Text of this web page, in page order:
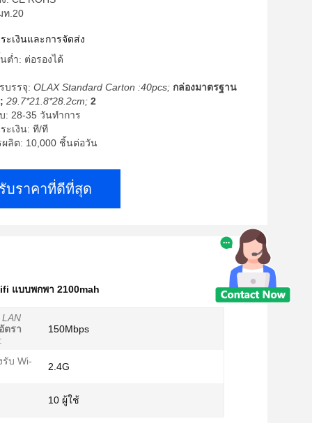
ท.20
ะเงินและการจัดส่ง
ต่ำ: ต่อรองได้
บรรจุ: OLAX Standard Carton :40pcs; กล่องมาตรฐาน
29.7*21.8*28.2cm; 2
: 28-35 วันทำการ
ะเงิน: ที/ที
ผลิต: 10,000 ชิ้นต่อวัน
บราคาที่ดีที่สุด
แบบพกพา 2100mah
LAN
ตรา
:
150Mbps
บ Wi- 2.4G
10 ผู้ใช้